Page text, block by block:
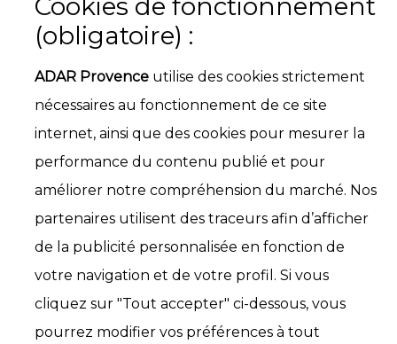
Cookies de fonctionnement
(obligatoire) :
ADAR Provence utilise des cookies strictement
nécessaires au fonctionnement de ce site
internet, ainsi que des cookies pour mesurer la
performance du contenu publié et pour
améliorer notre compréhension du marché. Nos
partenaires utilisent des traceurs afin d’afficher
de la publicité personnalisée en fonction de
votre navigation et de votre profil. Si vous
cliquez sur "Tout accepter" ci-dessous, vous
pourrez modifier vos préférences à tout